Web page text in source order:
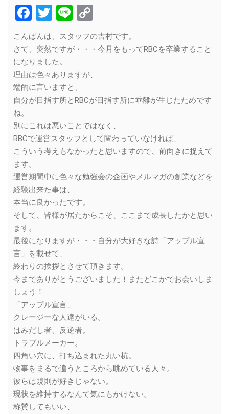
Facebook
Twitter
Line
Link
こんばんは、スタッフの吉村です。
さて、突然ですが・・・今月をもってRBCを卒業すること
になりました。
理由は色々ありますが、
端的に言いますと、
自分が目指す所とRBCが目指す所に乖離が生じたためです
ね。
別にこれは悪いことではなく、
RBCで運営スタッフとして関わっていなければ、
こういう考えもなかったと思いますので、前向きに捉えて
ます。
運営期間中に色々な勉強会の企画やメルマガの創業などを
経験出来た事は、
本当に良かったです。
そして、皆様が居たからこそ、ここまで成長したかと思い
ます。
最後になりますが・・・自分が大好きな詩「アップル宣
言」を載せて、
終わりの挨拶とさせて頂きます。
今までありがとうございました！またどこかでお会いしま
しょう！
「アップル宣言」
クレージーな人達がいる。
はみだし者、反逆者。
トラブルメーカー。
四角い穴に、打ち込まれた丸い杭。
物事をまるで違うところから眺めている人々。
彼らは規則が好きじゃない。
現状を維持するなんて気にもかけない。
称賛してもいい、